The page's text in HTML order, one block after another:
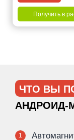
Получить в
ЧТО ВЫ
АНДРОИД-
1